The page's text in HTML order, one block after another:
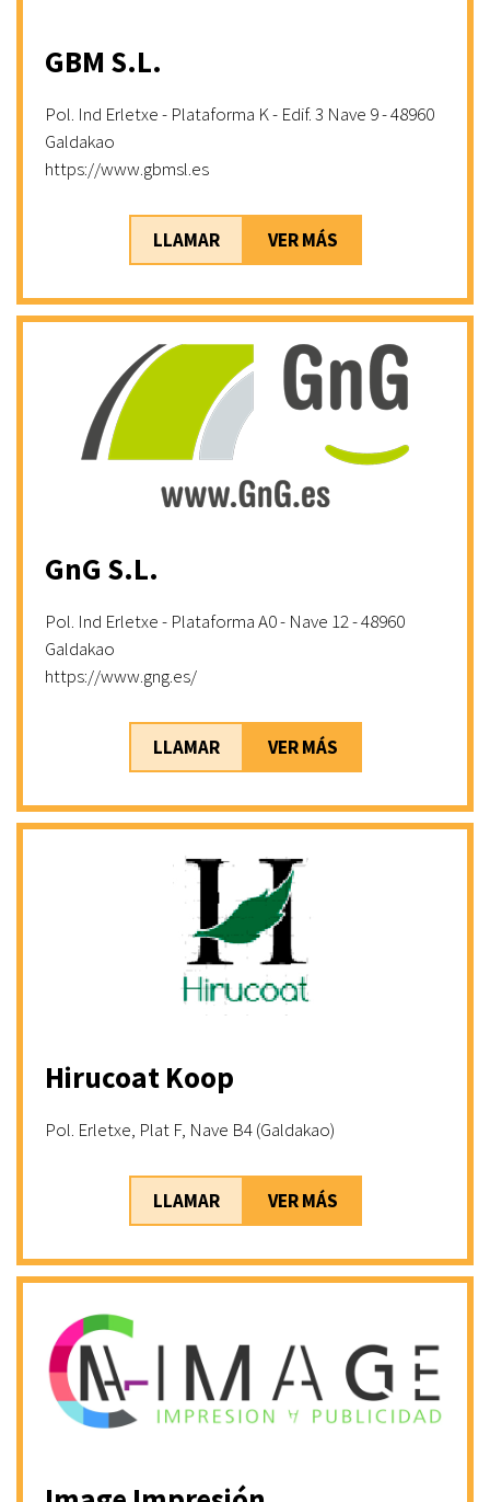
GBM S.L.
Pol. Ind Erletxe - Plataforma K - Edif. 3 Nave 9 - 48960
Galdakao
https://www.gbmsl.es
LLAMAR VER MÁS
GnG S.L.
Pol. Ind Erletxe - Plataforma A0 - Nave 12 - 48960
Galdakao
https://www.gng.es/
LLAMAR VER MÁS
Hirucoat Koop
Pol. Erletxe, Plat F, Nave B4 (Galdakao)
LLAMAR VER MÁS